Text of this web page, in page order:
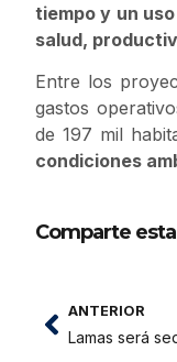
tiempo y un
salud,
Entre los
gastos
de 197 mil
condiciones
Comparte
ANTERIOR